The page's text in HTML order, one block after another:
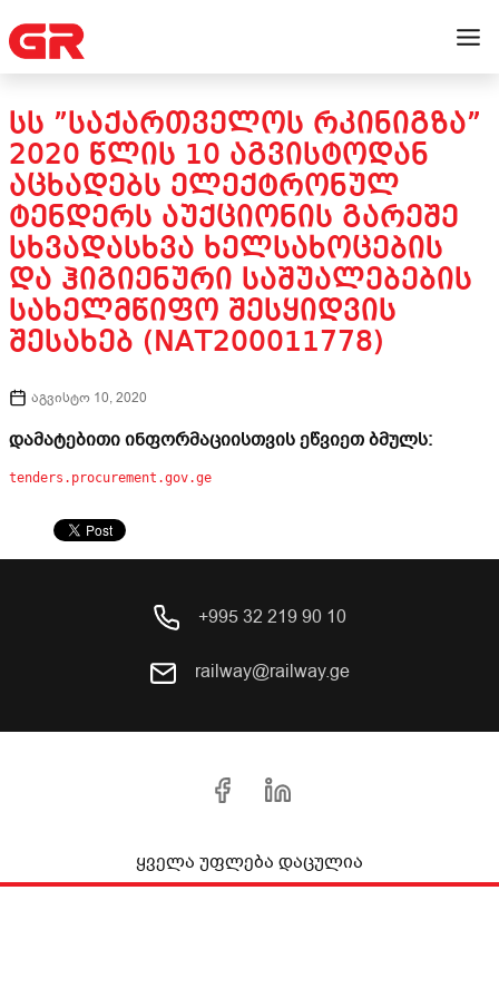
ᲡᲡ ”ᲡᲐᲥᲐᲠᲗᲕᲔᲚᲝᲡ ᲠᲙᲘᲜᲘᲒᲖᲐ”
2020 ᲬᲚᲘᲡ 10 ᲐᲒᲕᲘᲡᲢᲝᲓᲐᲜ
ᲐᲪᲮᲐᲓᲔᲑᲡ ᲔᲚᲔᲥᲢᲠᲝᲜᲣᲚ
ᲢᲔᲜᲓᲔᲠᲡ ᲐᲣᲥᲪᲘᲝᲜᲘᲡ ᲒᲐᲠᲔᲨᲔ
ᲡᲮᲕᲐᲓᲐᲡᲮᲕᲐ ᲮᲔᲚᲡᲐᲮᲝᲪᲔᲑᲘᲡ
ᲓᲐ ᲰᲘᲒᲘᲔᲜᲣᲠᲘ ᲡᲐᲨᲣᲐᲚᲔᲑᲔᲑᲘᲡ
ᲡᲐᲮᲔᲚᲛᲬᲘᲤᲝ ᲨᲔᲡᲧᲘᲓᲕᲘᲡ
ᲨᲔᲡᲐᲮᲔᲑ (NAT200011778)
აგვისტო 10, 2020
დამატებითი ინფორმაციისთვის ეწვიეთ ბმულს:
tenders.procurement.gov.ge
+995 32 219 90 10
railway@railway.ge
ყველა უფლება დაცულია